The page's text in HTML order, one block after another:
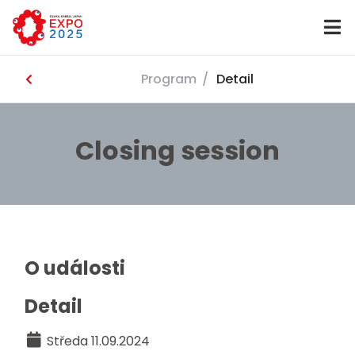
Program / Detail
Closing session
O události
Detail
Středa 11.09.2024